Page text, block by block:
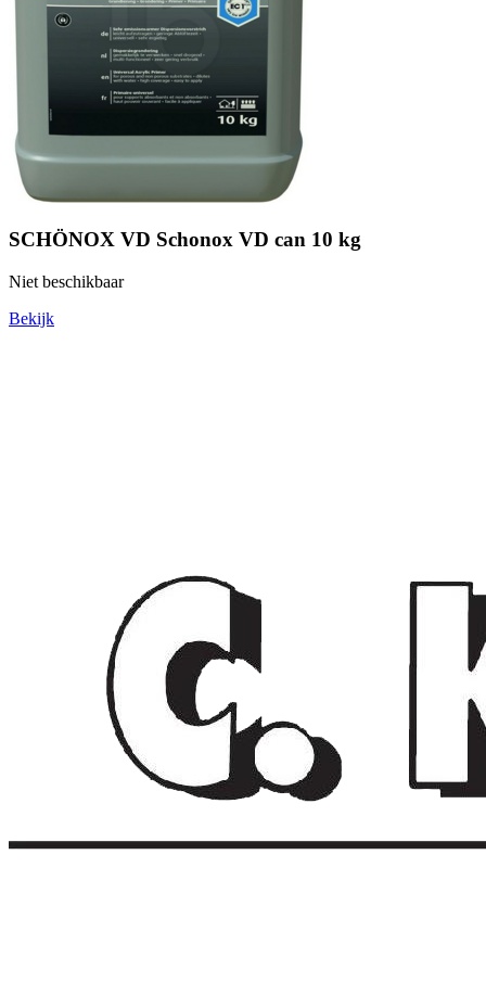
SCHÖNOX VD Schonox VD can 10 kg
Niet beschikbaar
Bekijk